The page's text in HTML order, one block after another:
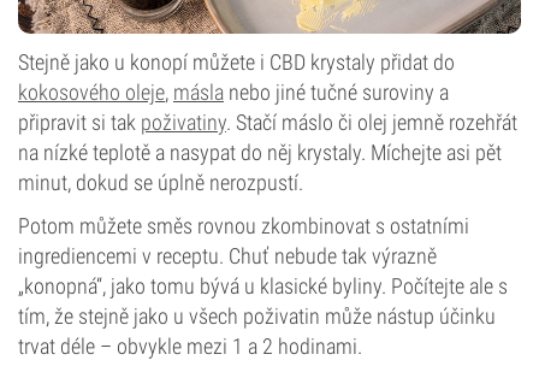
Stejně jako u konopí můžete i CBD krystaly přidat do
kokosového oleje, másla nebo jiné tučné suroviny a
připravit si tak poživatiny. Stačí máslo či olej jemně rozehřát
na nízké teplotě a nasypat do něj krystaly. Míchejte asi pět
minut, dokud se úplně nerozpustí.
Potom můžete směs rovnou zkombinovat s ostatními
ingrediencemi v receptu. Chuť nebude tak výrazně
„konopná“, jako tomu bývá u klasické byliny. Počítejte ale s
tím, že stejně jako u všech poživatin může nástup účinku
trvat déle – obvykle mezi 1 a 2 hodinami.